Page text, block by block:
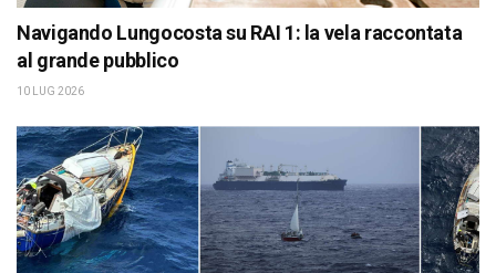
Navigando Lungocosta su RAI 1: la vela raccontata
al grande pubblico
10 LUG 2026